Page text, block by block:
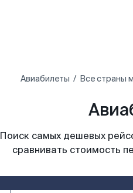
Авиабилеты Все страны
Поиск самых дешевых
сравнивать стоимость